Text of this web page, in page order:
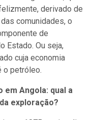
derivado de
comunidades, o
de
Estado. Ou seja,
cuja economia
o petróleo.
em Angola: qual a
exploração?